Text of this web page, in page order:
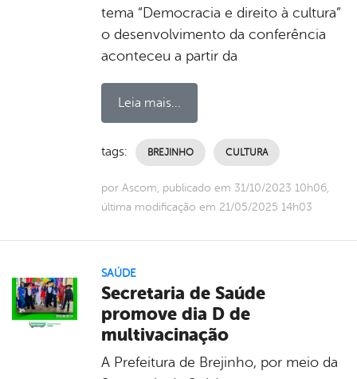
tema “Democracia e direito à cultura”
o desenvolvimento da conferência
aconteceu a partir da
Leia mais...
tags: BREJINHO CULTURA
por Ascom, publicado em 31/10/2023 10h06,
última modificação em 21/05/2025 14h03
SAÚDE
Secretaria de Saúde
promove dia D de
multivacinação
A Prefeitura de Brejinho, por meio da